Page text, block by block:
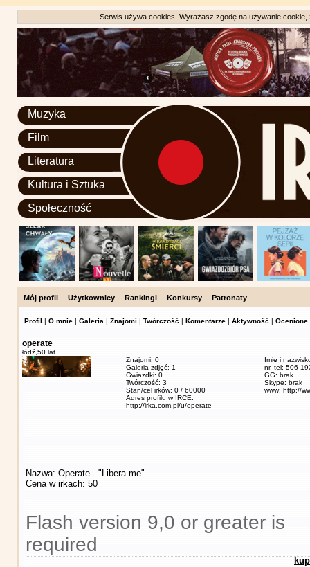
Serwis używa cookies. Wyrażasz zgodę na używanie
Muzyka
Film
Literatura
Kultura i Sztuka
Społeczność
Mój profil Użytkownicy Rankingi Konkursy Patronaty
Profil | O mnie | Galeria | Znajomi | Twórczość | Komentarze | Aktywność | Ocenione
operate
łódź, 50 lat
Znajomi: 0
Galeria zdjęć: 1
Gwiazdki: 0
Twórczość: 3
Stan/cel irków: 0 / 60000
Adres profilu w IRCE:
http://irka.com.pl/u/operate
Imię i
nr. tel: 506-
GG: brak
Skype: brak
www: http://
Nazwa: Operate - "Libera me"
Cena w irkach: 50
Flash version 9,0 or greater is
required